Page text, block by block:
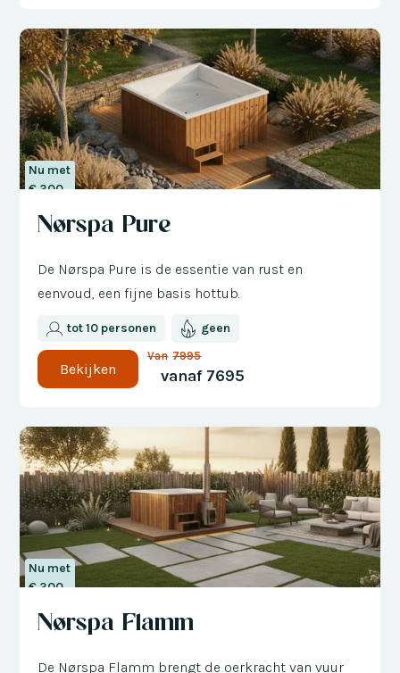
Nu met
€ 300
Nørspa Pure
De Nørspa Pure is de essentie van rust en
eenvoud, een fijne basis hottub.
tot 10 personen geen
Bekijken
Van 7995
vanaf 7695
Nu met
€ 300
Nørspa Flamm
De Nørspa Flamm brengt de oerkracht van vuur